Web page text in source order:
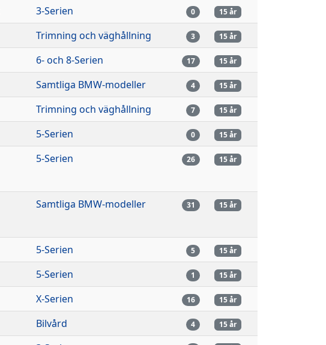
3-Serien 0 15 år
Trimning och väghållning 3 15 år
6- och 8-Serien 17 15 år
Samtliga BMW-modeller 4 15 år
Trimning och väghållning 7 15 år
5-Serien 0 15 år
5-Serien 26 15 år
Samtliga BMW-modeller 31 15 år
5-Serien 5 15 år
5-Serien 1 15 år
X-Serien 16 15 år
Bilvård 4 15 år